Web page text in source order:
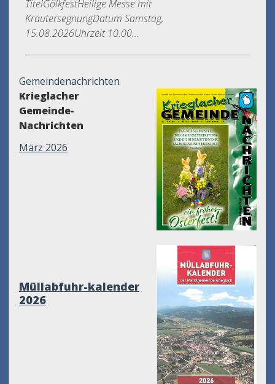
TitelGölkfestHeilige Messe mit
KräutersegnungDatum Samstag,
15.08.2026Uhrzeit 10.00...
Gemeindenachrichten
Krieglacher
Gemeinde-
Nachrichten
März 2026
Müllabfuhr-kalender
2026